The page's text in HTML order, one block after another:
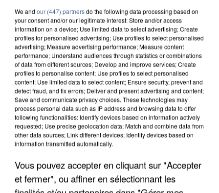
UN SECOND CADRE DE LA DZ MAFIA
INTERPELLÉ EN ALGÉRIE
We and our (447) partnersdo the following data processing based on
your consent and/or our legitimate interest: Store and/or access
information on a device; Use limited data to select advertising; Create
profiles for personalised advertising; Use profiles to select personalised
advertising; Measure advertising performance; Measure content
performance; Understand audiences through statistics or combinations
of data from different sources; Develop and improve services; Create
profiles to personalise content; Use profiles to select personalised
content; Use limited data to select content; Ensure security, prevent and
detect fraud, and fix errors; Deliver and present advertising and content;
Save and communicate privacy choices. These technologies may
process personal data such as IP address and browsing data to offer
following functionalities: Identify devices based on information actively
requested; Use precise geolocation data; Match and combine data from
other data sources; Link different devices; Identify devices based on
information transmitted automatically.
Vous pouvez accepter en cliquant sur "Accepter
et fermer", ou affiner en sélectionnant les